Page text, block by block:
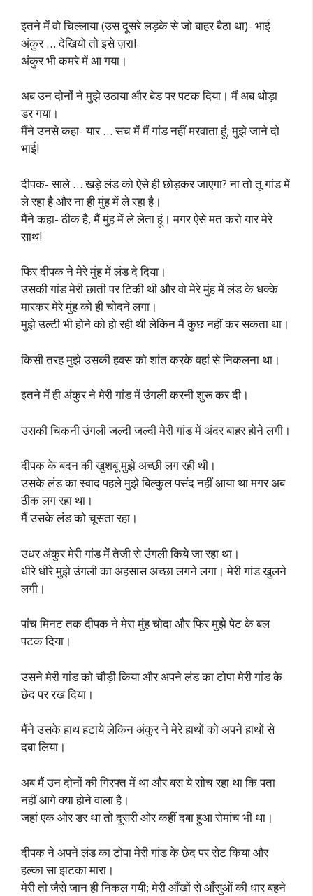
इतने में वो चिल्लाया (उस दूसरे लड़के से जो बाहर बैठा था)- भाई
अंकुर … देखियो तो इसे ज़रा!
अंकुर भी कमरे में आ गया।
अब उन दोनों ने मुझे उठाया और बेड पर पटक दिया। मैं अब थोड़ा
डर गया।
मैंने उनसे कहा- यार … सच में मैं गांड नहीं मरवाता हूं; मुझे जाने दो
भाई!
दीपक- साले … खड़े लंड को ऐसे ही छोड़कर जाएगा? ना तो तू गांड में
ले रहा है और ना ही मुंह में ले रहा है।
मैंने कहा- ठीक है, मैं मुंह में ले लेता हूं। मगर ऐसे मत करो यार मेरे
साथ!
फिर दीपक ने मेरे मुंह में लंड दे दिया।
उसकी गांड मेरी छाती पर टिकी थी और वो मेरे मुंह में लंड के धक्के
मारकर मेरे मुंह को ही चोदने लगा।
मुझे उल्टी भी होने को हो रही थी लेकिन मैं कुछ नहीं कर सकता था।
किसी तरह मुझे उसकी हवस को शांत करके वहां से निकलना था।
इतने में ही अंकुर ने मेरी गांड में उंगली करनी शुरू कर दी।
उसकी चिकनी उंगली जल्दी जल्दी मेरी गांड में अंदर बाहर होने लगी।
दीपक के बदन की खुशबू मुझे अच्छी लग रही थी।
उसके लंड का स्वाद पहले मुझे बिल्कुल पसंद नहीं आया था मगर अब
ठीक लग रहा था।
मैं उसके लंड को चूसता रहा।
उधर अंकुर मेरी गांड में तेजी से उंगली किये जा रहा था।
धीरे धीरे मुझे उंगली का अहसास अच्छा लगने लगा। मेरी गांड खुलने
लगी।
पांच मिनट तक दीपक ने मेरा मुंह चोदा और फिर मुझे पेट के बल
पटक दिया।
उसने मेरी गांड को चौड़ी किया और अपने लंड का टोपा मेरी गांड के
छेद पर रख दिया।
मैंने उसके हाथ हटाये लेकिन अंकुर ने मेरे हाथों को अपने हाथों से
दबा लिया।
अब मैं उन दोनों की गिरफ्त में था और बस ये सोच रहा था कि पता
नहीं आगे क्या होने वाला है।
जहां एक ओर डर था तो दूसरी ओर कहीं दबा हुआ रोमांच भी था।
दीपक ने अपने लंड का टोपा मेरी गांड के छेद पर सेट किया और
हल्का सा झटका मारा।
मेरी तो जैसे जान ही निकल गयी; मेरी आँखों से आँसुओं की धार बहने